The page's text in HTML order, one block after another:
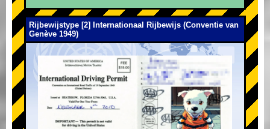
Rijbewijstype [2] Internationaal Rijbewijs (Conventie van
Genève 1949)